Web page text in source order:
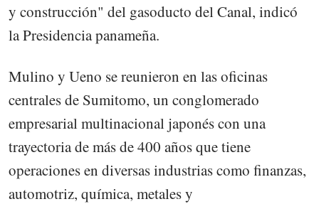
y construcción" del gasoducto del Canal, indicó
la Presidencia panameña.
Mulino y Ueno se reunieron en las oficinas
centrales de Sumitomo, un conglomerado
empresarial multinacional japonés con una
trayectoria de más de 400 años que tiene
operaciones en diversas industrias como finanzas,
automotriz, química, metales y